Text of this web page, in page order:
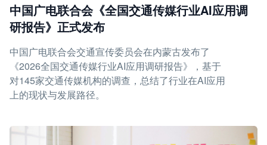
中国广电联合会《全国交通传媒行业AI应用调
研报告》正式发布
中国广电联合会交通宣传委员会在内蒙古发布了
《2026全国交通传媒行业AI应用调研报告》，基于
对145家交通传媒机构的调查，总结了行业在AI应用
上的现状与发展路径。